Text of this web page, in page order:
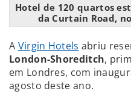
Hotel de 120 quartos
da Curtain Road,
A Virgin Hotels abriu
London-Shoreditch,
em Londres, com
agosto deste ano.